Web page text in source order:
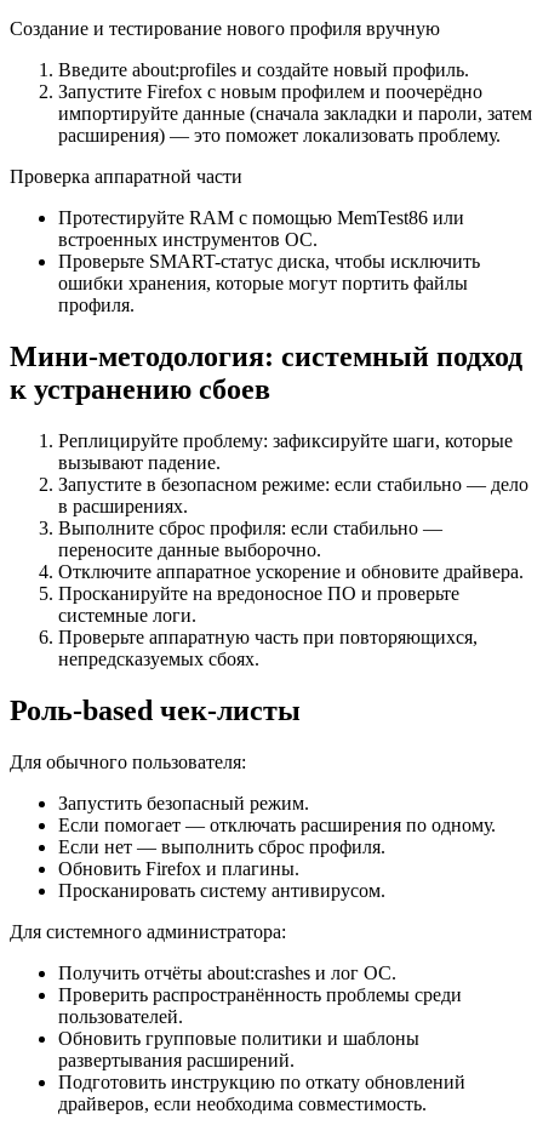
Создание и тестирование нового профиля вручную
Введите about:profiles и создайте новый профиль.
Запустите Firefox с новым профилем и поочерёдно
импортируйте данные (сначала закладки и пароли, затем
расширения) — это поможет локализовать проблему.
Проверка аппаратной части
Протестируйте RAM с помощью MemTest86 или
встроенных инструментов ОС.
Проверьте SMART-статус диска, чтобы исключить
ошибки хранения, которые могут портить файлы
профиля.
Мини-методология: системный подход
к устранению сбоев
Реплицируйте проблему: зафиксируйте шаги, которые
вызывают падение.
Запустите в безопасном режиме: если стабильно — дело
в расширениях.
Выполните сброс профиля: если стабильно —
переносите данные выборочно.
Отключите аппаратное ускорение и обновите драйвера.
Просканируйте на вредоносное ПО и проверьте
системные логи.
Проверьте аппаратную часть при повторяющихся,
непредсказуемых сбоях.
Роль-based чек-листы
Для обычного пользователя:
Запустить безопасный режим.
Если помогает — отключать расширения по одному.
Если нет — выполнить сброс профиля.
Обновить Firefox и плагины.
Просканировать систему антивирусом.
Для системного администратора:
Получить отчёты about:crashes и лог ОС.
Проверить распространённость проблемы среди
пользователей.
Обновить групповые политики и шаблоны
развертывания расширений.
Подготовить инструкцию по откату обновлений
драйверов, если необходима совместимость.